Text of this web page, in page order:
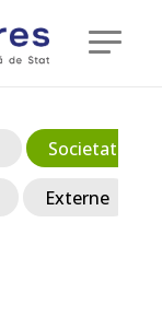
Societate
Externe